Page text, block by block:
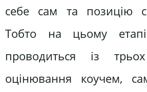
себе сам та позицію
Тобто на цьому
проводиться із
оцінювання коучем,